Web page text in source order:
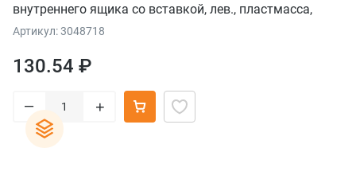
внутреннего ящика со вставкой, лев., пластмасса,
серый орион
Артикул: 3048718
130.54 ₽
– +